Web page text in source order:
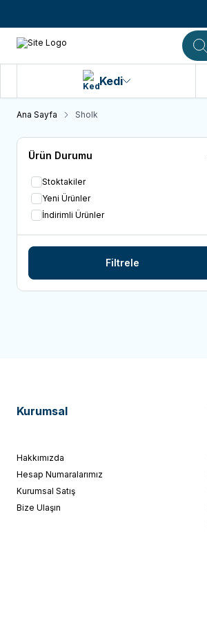
Kedi
Ana Sayfa Sholk
Ürün Durumu
Stoktakiler
Yeni Ürünler
İndirimli Ürünler
Filtrele
Kurumsal
Hakkımızda
Hesap Numaralarımız
Kurumsal Satış
Bize Ulaşın